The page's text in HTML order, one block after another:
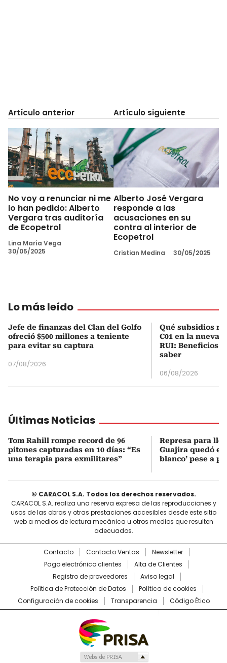
Artículo anterior
No voy a renunciar ni me
lo han pedido: Alberto
Vergara tras auditoría
de Ecopetrol
Lina María Vega
30/05/2025
Artículo siguiente
Alberto José Vergara
responde a las
acusaciones en su
contra al interior de
Ecopetrol
Cristian Medina 30/05/2025
Lo más leído
Jefe de finanzas del Clan del Golfo
ofreció $500 millones a teniente
para evitar su captura
07/08/2026
Qué subsidios
C01 en la nueva
RUI: Beneficios
saber
06/08/2026
Últimas Noticias
Tom Rahill rompe record de 96
pitones capturadas en 10 días: “Es
una terapia para exmilitares”
Represa para
Guajira quedó en
blanco’ pese a
© CARACOL S.A. Todos los derechos reservados.
CARACOL S.A. realiza una reserva expresa de las reproducciones y
usos de las obras y otras prestaciones accesibles desde este sitio
web a medios de lectura mecánica u otros medios que resulten
adecuados.
Contacto Contacto Ventas
Newsletter
Pago electrónico clientes
Alta de Clientes
Registro de proveedores
Aviso legal
Política de Protección de Datos
Política de cookies
Configuración de cookies
Transparencia Código Ético